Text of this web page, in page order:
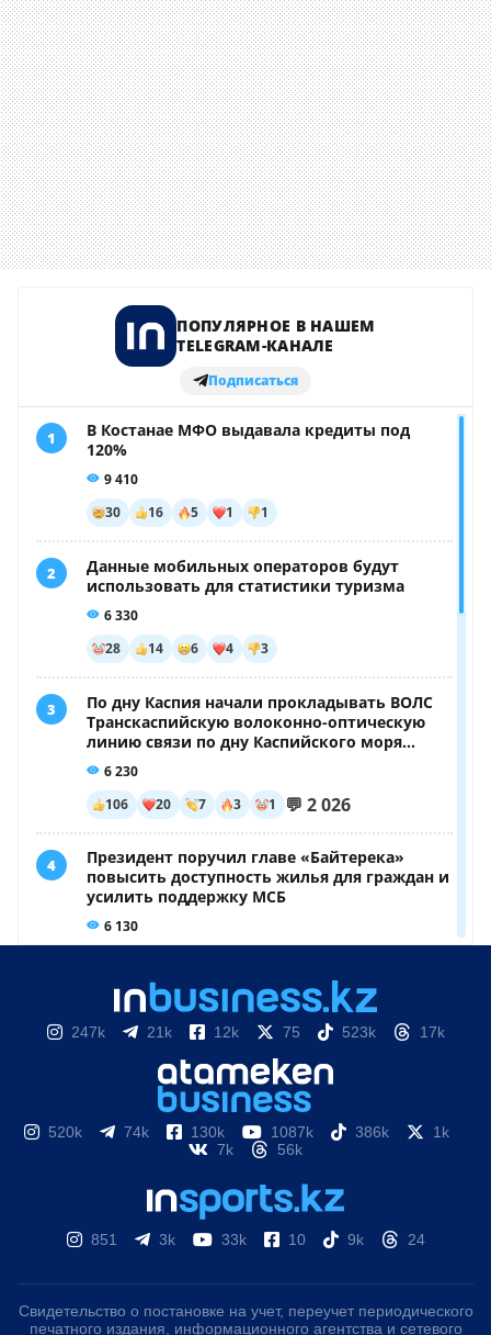
247k 21k 12k 75 523k 17k
520k 74k 130k 1087k 386k
1k
7k
56k
851 3k 33k 10 9k 24
Свидетельство о постановке на учет, переучет периодического
печатного издания, информационного агентства и сетевого